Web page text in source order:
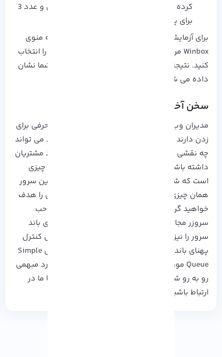
کرده را تعیین کنید. عدد 1 برای بالاترین میزان و عدد 3
برای پایین ترین آن ثبت می شود.
برای آزمایش کردن مراحل اعمال شده می توانید به منوی
Winbox مراجعه کرده و از گزینه Tools، تب Touch را انتخاب
کنید. نتیجه اعمال تغییراتی که انجام دادید برای شما نشان
داده می شود.
سخن آخر
مدیران وب سایت و کاربرانی که در زمینه میزبانی حرفی برای
زدن دارند به خوبی می دانند که کنترل پهنای باند می تواند
چه نقشی در مدیریت حجم مصرفی دانلود و آپلود مشتریان
داشته باشد. سرور مجازی میکروتیک دقیقا همان چیزی
است که شما نیاز دارید! بله درست متوجه شدید این سرور
همان چیزی است که با خرید آن یک تیر و دو نشان را هدف
خواهید گرفت. با تهیه این سرور اقتصادی هم صاحب
سروزر مجازی باکیفیت شده و هم می توانید پهنای باند
سرور را نیز به طور چشمگیری مدیریت کنید. مراحل کنترل
پهنای باند در میکروتیک را در این آموزش به روش Simple
Queue مورد بررسی قرار دادیم. اگر همچنان با مورد مبهمی
رو به رو شدید، حتما با ارسال تیکت یا ارسال نظر با ما در
ارتباط باشید. از همراهی شما سپاس گزاریم.